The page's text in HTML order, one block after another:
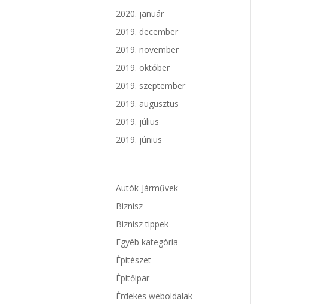
2020. január
2019. december
2019. november
2019. október
2019. szeptember
2019. augusztus
2019. július
2019. június
Autók-Járművek
Biznisz
Biznisz tippek
Egyéb kategória
Építészet
Építőipar
Érdekes weboldalak